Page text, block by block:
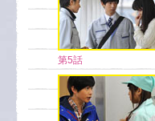
第5話